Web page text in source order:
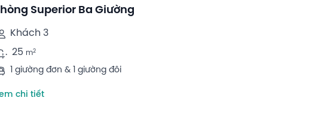
Superior Ba Giường
Khách 3
. 25 m2
1 giường đơn & 1 giường đôi
chi tiết